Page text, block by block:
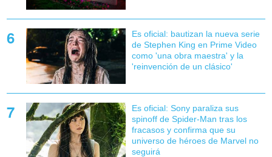
Es oficial: bautizan la nueva serie
de Stephen King en Prime Video
como 'una obra maestra' y la
'reinvención de un clásico'
Es oficial: Sony paraliza sus
spinoff de Spider-Man tras los
fracasos y confirma que su
universo de héroes de Marvel no
seguirá